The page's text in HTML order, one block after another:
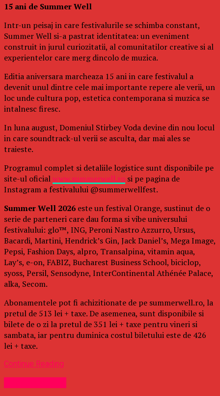
15 ani de Summer Well
Intr-un peisaj in care festivalurile se schimba constant,
Summer Well si-a pastrat identitatea: un eveniment
construit in jurul curiozitatii, al comunitatilor creative si al
experientelor care merg dincolo de muzica.
Editia aniversara marcheaza 15 ani in care festivalul a
devenit unul dintre cele mai importante repere ale verii, un
loc unde cultura pop, estetica contemporana si muzica se
intalnesc firesc.
In luna august, Domeniul Stirbey Voda devine din nou locul
in care soundtrack-ul verii se asculta, dar mai ales se
traieste.
Programul complet si detaliile logistice sunt disponibile pe
site-ul oficialwww.summerwell.ro si pe pagina de
Instagram a festivalului @summerwellfest.
Summer Well 2026 este un festival Orange, sustinut de o
serie de parteneri care dau forma si vibe universului
festivalului: glo™, ING, Peroni Nastro Azzurro, Ursus,
Bacardi, Martini, Hendrick’s Gin, Jack Daniel’s, Mega Image,
Pepsi, Fashion Days, alpro, Transalpina, vitamin aqua,
Lay’s, e-on, FABIZ, Bucharest Business School, biciclop,
syoss, Persil, Sensodyne, InterContinental Athénée Palace,
alka, Secom.
Abonamentele pot fi achizitionate de pe summerwell.ro, la
pretul de 513 lei + taxe. De asemenea, sunt disponibile si
bilete de o zi la pretul de 351 lei + taxe pentru vineri si
sambata, iar pentru duminica costul biletului este de 426
lei + taxe.
Continue Reading